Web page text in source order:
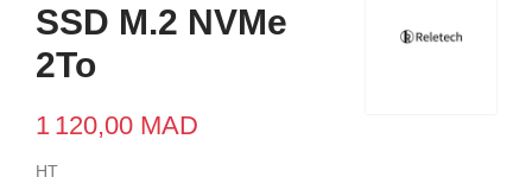
SSD M.2 NVMe
2To
1 120,00 MAD
HT